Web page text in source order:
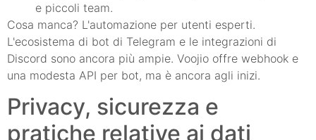
e piccoli team.
Cosa manca? L'automazione per utenti esperti.
L'ecosistema di bot di Telegram e le integrazioni di
Discord sono ancora più ampie. Voojio offre webhook e
una modesta API per bot, ma è ancora agli inizi.
Privacy, sicurezza e
pratiche relative ai dati